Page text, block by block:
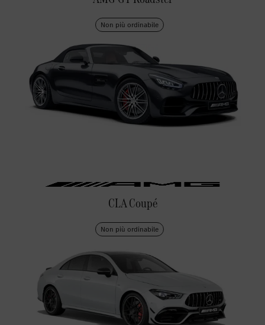
Non più ordinabile
CLA Coupé
Non più ordinabile